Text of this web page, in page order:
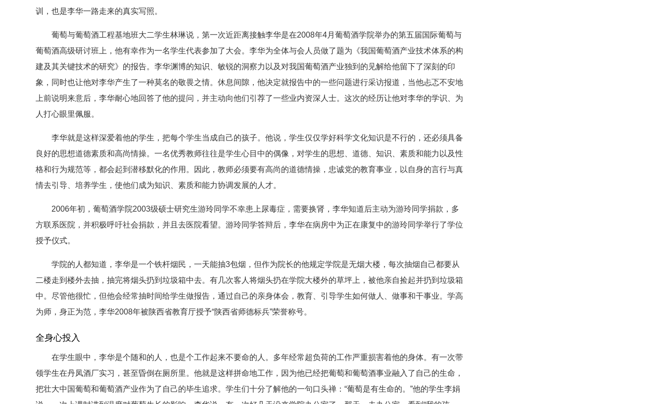
训，也是李华一路走来的真实写照。
葡萄与葡萄酒工程基地班大二学生林琳说，第一次近距离接触李华是在2008年4月葡萄酒学院举办的第五届国际葡萄与
葡萄酒高级研讨班上，他有幸作为一名学生代表参加了大会。李华为全体与会人员做了题为《我国葡萄酒产业技术体系的构
建及其关键技术的研究》的报告。李华渊博的知识、敏锐的洞察力以及对我国葡萄酒产业独到的见解给他留下了深刻的印
象，同时也让他对李华产生了一种莫名的敬畏之情。休息间隙，他决定就报告中的一些问题进行采访报道，当他忐忑不安地
上前说明来意后，李华耐心地回答了他的提问，并主动向他们引荐了一些业内资深人士。这次的经历让他对李华的学识、为
人打心眼里佩服。
李华就是这样深爱着他的学生，把每个学生当成自己的孩子。他说，学生仅仅学好科学文化知识是不行的，还必须具备
良好的思想道德素质和高尚情操。一名优秀教师往往是学生心目中的偶像，对学生的思想、道德、知识、素质和能力以及性
格和行为规范等，都会起到潜移默化的作用。因此，教师必须要有高尚的道德情操，忠诚党的教育事业，以自身的言行与真
情去引导、培养学生，使他们成为知识、素质和能力协调发展的人才。
2006年初，葡萄酒学院2003级硕士研究生游玲同学不幸患上尿毒症，需要换肾，李华知道后主动为游玲同学捐款，多
方联系医院，并积极呼吁社会捐款，并且去医院看望。游玲同学答辩后，李华在病房中为正在康复中的游玲同学举行了学位
授予仪式。
学院的人都知道，李华是一个铁杆烟民，一天能抽3包烟，但作为院长的他规定学院是无烟大楼，每次抽烟自己都要从
二楼走到楼外去抽，抽完将烟头扔到垃圾箱中去。有几次客人将烟头扔在学院大楼外的草坪上，被他亲自捡起并扔到垃圾箱
中。尽管他很忙，但他会经常抽时间给学生做报告，通过自己的亲身体会，教育、引导学生如何做人、做事和干事业。学高
为师，身正为范，李华2008年被陕西省教育厅授予“陕西省师德标兵”荣誉称号。
全身心投入
在学生眼中，李华是个随和的人，也是个工作起来不要命的人。多年经常超负荷的工作严重损害着他的身体。有一次带
领学生在丹凤酒厂实习，甚至昏倒在厕所里。他就是这样拼命地工作，因为他已经把葡萄和葡萄酒事业融入了自己的生命，
把壮大中国葡萄和葡萄酒产业作为了自己的毕生追求。学生们十分了解他的一句口头禅：“葡萄是有生命的。”他的学生李娟